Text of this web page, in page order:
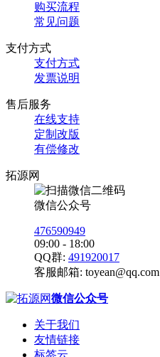
购买流程
常见问题
支付方式
支付方式
发票说明
售后服务
在线支持
定制改版
有偿修改
拓源网
微信公众号
476590949
09:00 - 18:00
QQ群: 491920017
客服邮箱: toyean@qq.com
微信公众号
关于我们
友情链接
标签云